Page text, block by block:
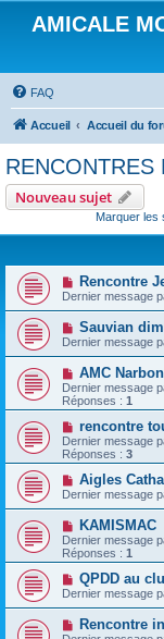
AMICALE
FAQ
Accueil Accueil du
RENCONTRES
Nouveau sujet
Marquer les
Rencontre
Dernier message
Sauvian
Dernier message
AMC
Dernier message
Réponses : 1
rencontre
Dernier message
Réponses : 3
Aigles
Dernier message
KAMISMAC
Dernier message
Réponses : 1
QPDD au
Dernier message
Rencontre